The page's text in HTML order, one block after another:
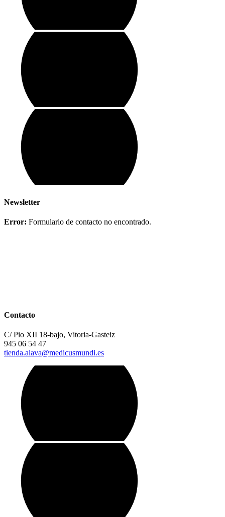
Newsletter
Error: Formulario de contacto no encontrado.
Contacto
C/ Pio XII 18-bajo, Vitoria-Gasteiz
945 06 54 47
tienda.alava@medicusmundi.es